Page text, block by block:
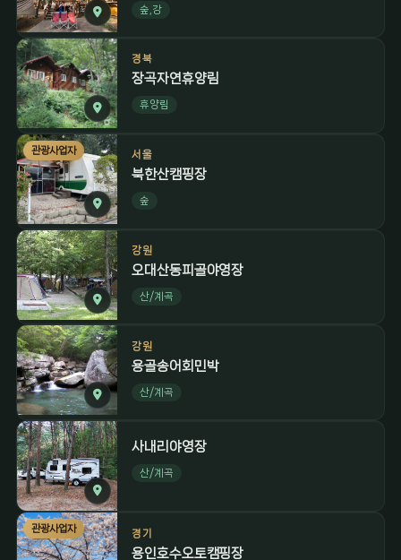
숲,강
경북
장곡자연휴양림
휴양림
관광사업자 서울
북한산캠핑장
숲
강원
오대산동피골야영장
산/계곡
강원
용골송어회민박
산/계곡
사내리야영장
산/계곡
관광사업자 경기
용인호수오토캠핑장